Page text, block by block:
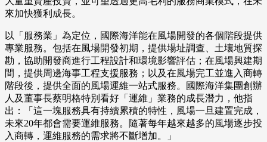
來加快獲利成長。
以「服務業」為定位，國際海洋能在風場開發的各個階段提供
專業服務。包括在風場開發初期，提供場址調查、土壤地質探
勘，協助開發商進行工程設計和環境影響評估；在風場興建期
間，提供周邊海事工程支援服務；以及在風場完工並進入商轉
階段後，提供全面的風場運維一站式服務。國際海洋集團創辦
人及董事長蔡明格特別看好「運維」業務的成長潛力，他指
出：「這一塊服務具有持續累積的特性，風場一旦建置完成，
未來20年都會需要運維服務。隨著每年越來越多的風場逐步投
入商轉，運維服務的需求將不斷增加。」